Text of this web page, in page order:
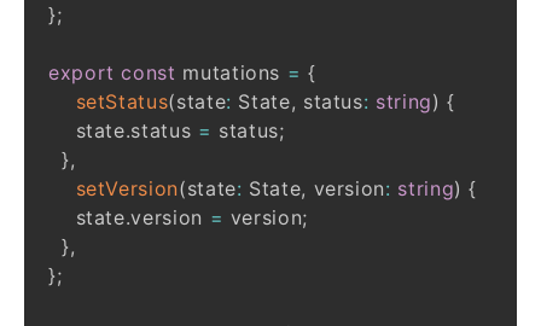
};
export const mutations = {
setStatus(state: State, status: string) {
    state
.status = status;
},
setVersion(state: State, version: string) {
    state
.version = version;
},
};